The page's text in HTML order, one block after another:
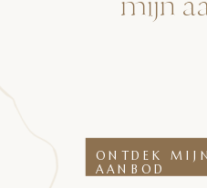
ONTDEK MIJN
AANBOD
mijn